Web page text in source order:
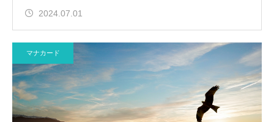
2024.07.01
マナカード